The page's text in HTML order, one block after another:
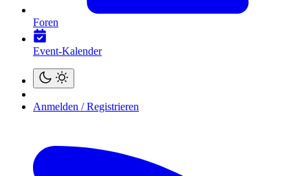
Foren
Event-Kalender
Anmelden / Registrieren